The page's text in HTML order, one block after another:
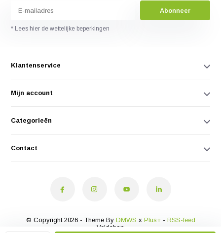
Abonneer
* Lees hier de wettelijke beperkingen
Klantenservice
Mijn account
Categorieën
Contact
© Copyright 2026 - Theme By DMWS x Plus+- RSS-feed
Veldshop